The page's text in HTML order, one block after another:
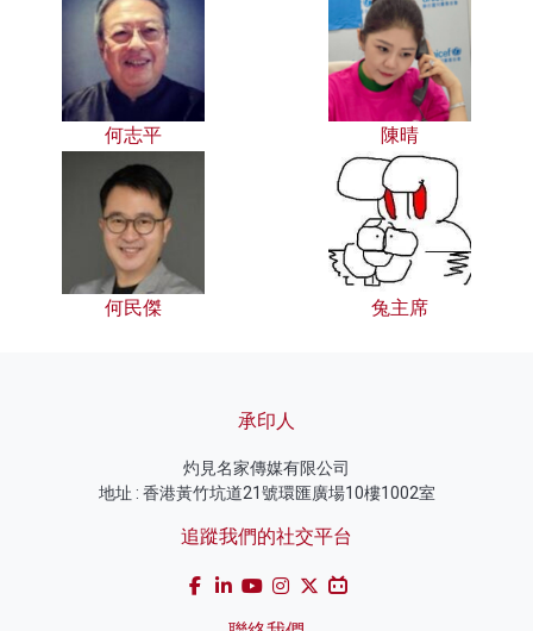
何志平 陳晴
何民傑 兔主席
承印人
灼見名家傳媒有限公司
地址 : 香港黃竹坑道21號環匯廣場10樓1002室
追蹤我們的社交平台